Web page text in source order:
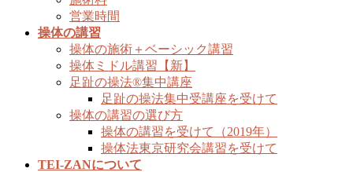
営業時間
操体の講習
操体の施術＋ベーシック講習
操体ミドル講習【新】
足趾の操法®集中講座
足趾の操法集中受講座を受けて
操体の講習の選び方
操体の講習を受けて（2019年）
操体法東京研究会講習を受けて
TEI-ZANについて